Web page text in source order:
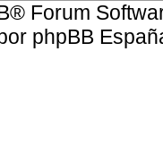
® Forum
phpBB